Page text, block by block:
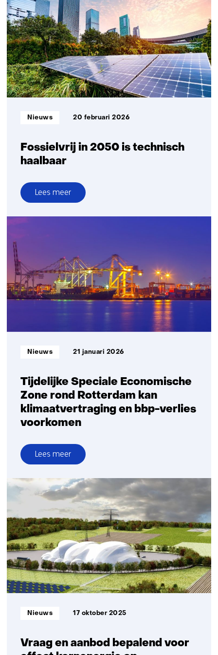
slechtst
geïsoleerde
woningen
drukt
gasverbruik
en
energiearmoede
Fossielvrij in 2050 is technisch
haalbaar
Informatietype:
Nieuws 20 februari 2026
Lees meer
over
Fossielvrij
technisch
haalbaar
Tijdelijke Speciale Economische
Zone rond Rotterdam kan
klimaatvertraging en bbp-verlies
voorkomen
Informatietype:
Nieuws 21 januari 2026
Lees meer
over
Tijdelijke
Speciale
Economische
Zone
rond
Rotterdam
kan
klimaatvertraging
en
bbp-
verlies
Vraag en aanbod bepalend voor
Informatietype:
Nieuws 17 oktober 2025